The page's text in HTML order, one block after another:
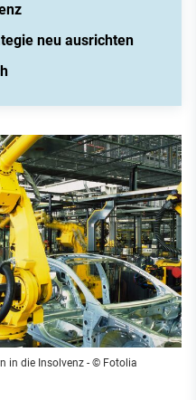
neu ausrichten
in die Insolvenz - © Fotolia